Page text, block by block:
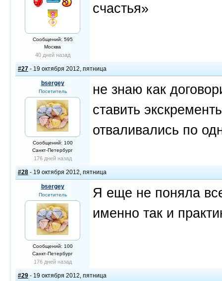
Сообщений: 595
Москва
40 дней назад
счастья»
#27 - 19 октября 2012, пятница
bsergey
Посетитель
Сообщений: 100
Санкт-Петербург
176 дней назад
не знаю как
ставить
отваливались по
#28 - 19 октября 2012, пятница
bsergey
Посетитель
Сообщений: 100
Санкт-Петербург
176 дней назад
Я еще не поняла
именно так и
#29 - 19 октября 2012, пятница